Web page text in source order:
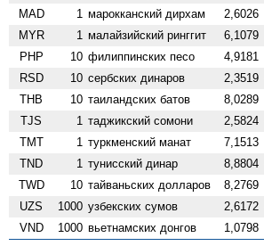
MAD 1 марокканский дирхам 2,6026
MYR 1 малайзийский ринггит 6,1079
PHP 10 филиппинских песо 4,9181
RSD 10 сербских динаров 2,3519
THB 10 таиландских батов 8,0289
TJS 1 таджикский сомони 2,5824
TMT 1 туркменский манат 7,1513
TND 1 тунисский динар 8,8804
TWD 10 тайваньских долларов 8,2769
UZS 1000 узбекских сумов 2,6172
VND 1000 вьетнамских донгов 1,0798